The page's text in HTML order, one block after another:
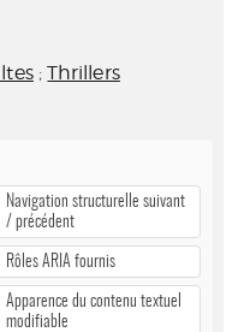
;Thrillers
Navigation structurelle suivant
/ précédent
Rôles ARIA fournis
Apparence du contenu textuel
modifiable